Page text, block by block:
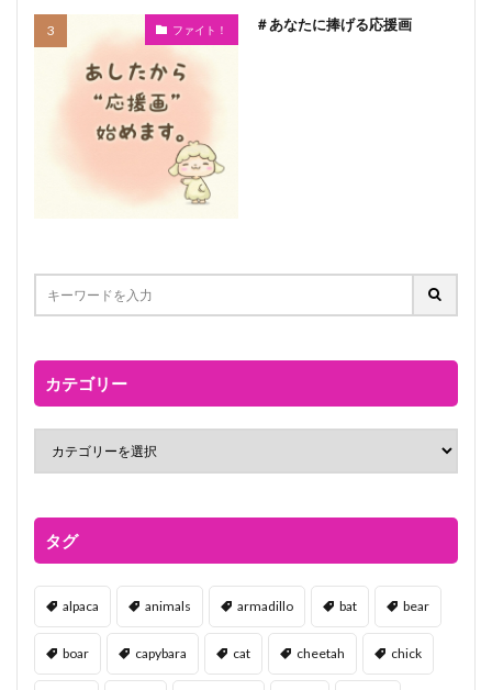
ファイト！ ＃あなたに捧げる応援画
カテゴリー
タグ
alpaca animals armadillo bat bear
boar capybara cat cheetah chick